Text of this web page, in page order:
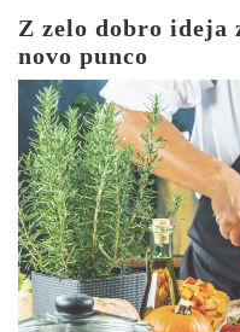
Z zelo dobro ideja
novo punco